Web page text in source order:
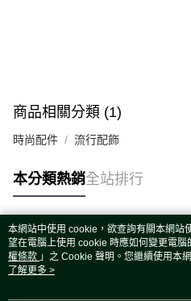
商品相關分類 (1)
時尚配件 流行配飾
本分類熱銷全站排行
熱門標籤
本網站中使用 cookie，欲查詢有關本網站
望在電腦上使用 cookie 時應如何變更電腦
權條款 」之 Cookie 聲明。您繼續使用本
用條款之 Cookie 聲明使用 cookie。
了解更多 >